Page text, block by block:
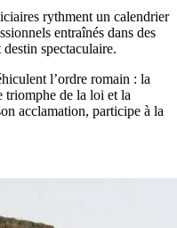
rythment un calendrier
entraînés dans des
spectaculaire.
l’ordre romain : la
triomphe de la loi et la
acclamation, participe à la